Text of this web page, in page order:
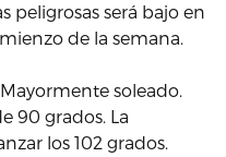
peligrosas será bajo en
de la semana.
soleado.
90 grados. La
los 102 grados.